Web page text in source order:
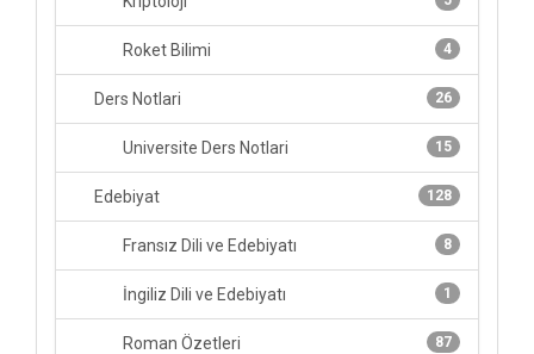
4
Roket Bilimi
26
Ders Notlari
15
Universite Ders Notlari
128
Edebiyat
8
Fransız Dili ve Edebiyatı
1
İngiliz Dili ve Edebiyatı
87
Roman Özetleri